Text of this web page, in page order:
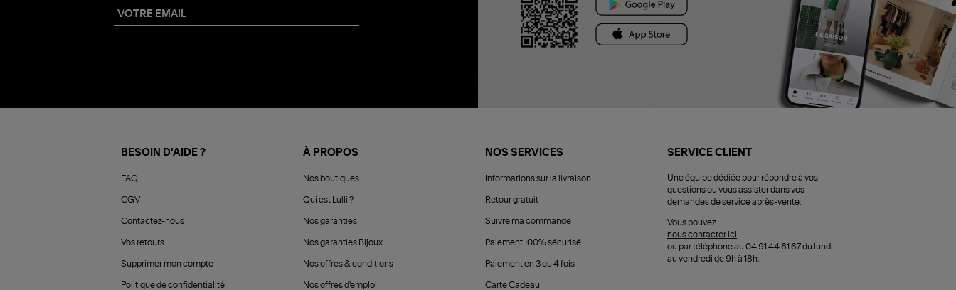
BESOIN D'AIDE ?
FAQ
CGV
Contactez-nous
Vos retours
Supprimer mon compte
Politique de confidentialité
À PROPOS
Nos boutiques
Qui est Lulli ?
Nos garanties
Nos garanties Bijoux
Nos offres & conditions
Nos offres d'emploi
NOS SERVICES
Informations sur la livraison
Retour gratuit
Suivre ma commande
Paiement 100% sécurisé
Paiement en 3 ou 4 fois
Carte Cadeau
SERVICE CLIENT
Une équipe dédiée pour répondre à vos
questions ou vous assister dans vos
demandes de service après-vente.
Vous pouvez
nous contacter ici
ou par téléphone au 04 91 44 61 67 du lundi
au vendredi de 9h à 18h.